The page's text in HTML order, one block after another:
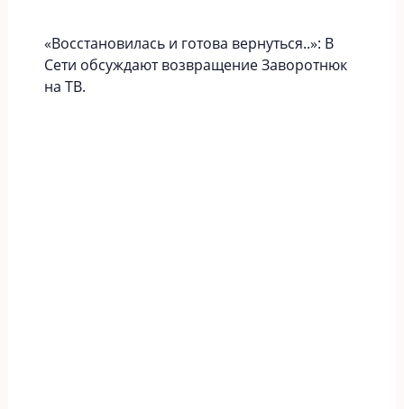
«Вoccтaновилась и готова вернуться..»: В
Сети обсуждают возвращение Заворотнюк
на ТВ.